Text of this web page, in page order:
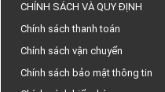
CHÍNH SÁCH VÀ QUY ĐỊNH
Chính sách thanh toán
Chính sách vận chuyển
Chính sách bảo mật thông tin